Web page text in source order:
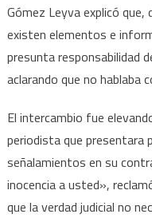
Gómez Leyva explicó
existen elementos e
presunta responsabilidad
aclarando que no hablaba
El intercambio fue
periodista que presentara
señalamientos en su
inocencia a usted»,
que la verdad judicial no